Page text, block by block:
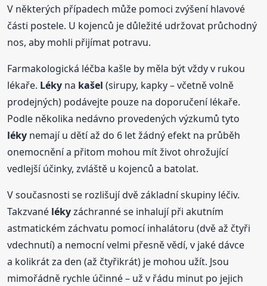
V některých případech může pomoci zvýšení hlavové
části postele. U kojenců je důležité udržovat průchodný
nos, aby mohli přijímat potravu.
Farmakologická léčba kašle by měla být vždy v rukou
lékaře. Léky na kašel (sirupy, kapky – včetně volně
prodejných) podávejte pouze na doporučení lékaře.
Podle několika nedávno provedených výzkumů tyto
léky nemají u dětí až do 6 let žádný efekt na průběh
onemocnění a přitom mohou mít život ohrožující
vedlejší účinky, zvláště u kojenců a batolat.
V současnosti se rozlišují dvě základní skupiny léčiv.
Takzvané lékyzáchranné se inhalují při akutním
astmatickém záchvatu pomocí inhalátoru (dvě až čtyři
vdechnutí) a nemocní velmi přesně vědí, v jaké dávce
a kolikrát za den (až čtyřikrát) je mohou užít. Jsou
mimořádně rychle účinné – už v řádu minut po jejich